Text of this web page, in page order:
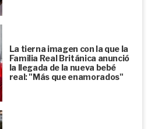
La tierna imagen con la que la
Familia Real Británica anunció
la llegada de la nueva bebé
real: "Más que enamorados"